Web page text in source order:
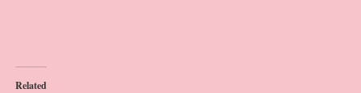
Related